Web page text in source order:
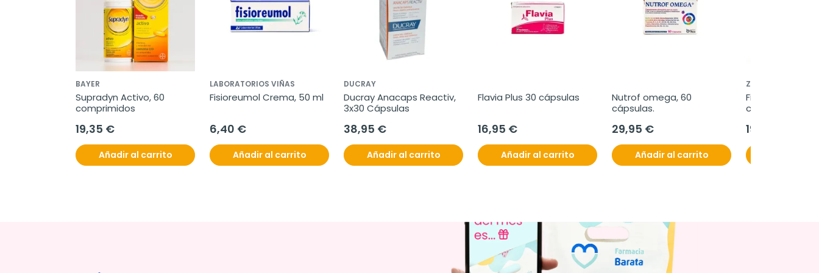
BAYER
Supradyn Activo, 60
comprimidos
19,35 €
Añadir al carrito
LABORATORIOS VIÑAS
Fisioreumol Crema, 50 ml
6,40 €
Añadir al carrito
DUCRAY
Ducray Anacaps Reactiv,
3x30 Cápsulas
38,95 €
Añadir al carrito
Flavia Plus 30 cápsulas
16,95 €
Añadir al carrito
Nutrof omega, 60
cápsulas.
29,95 €
Añadir al carrito
ZAMBON
Fisiogen Ferro
cápsulas
19,95 €